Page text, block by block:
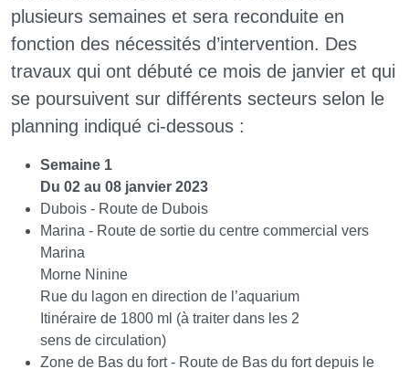
plusieurs semaines et sera reconduite en
fonction des nécessités d’intervention. Des
travaux qui ont débuté ce mois de janvier et qui
se poursuivent sur différents secteurs selon le
planning indiqué ci-dessous :
Semaine 1
Du 02 au 08 janvier 2023
Dubois - Route de Dubois
Marina - Route de sortie du centre commercial vers
Marina
Morne Ninine
Rue du lagon en direction de l’aquarium
Itinéraire de 1800 ml (à traiter dans les 2
sens de circulation)
Zone de Bas du fort - Route de Bas du fort depuis le